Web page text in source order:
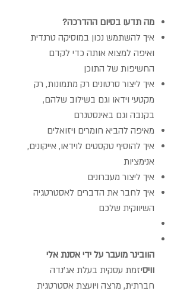
מה תדעו בסיום ההדרכה?
איך להשתמש נכון במוסיקה טרנדית
ואיפה למצוא אותה כדי לקדם
החשיפות של התוכן
איך ליצור סרטונים רק מתמונות, רק
מקטעי וידאו וגם בשילוב שלהם,
בקנבה וגם באינסטגרם
מאיפה להביא חומרים ויזואלים
איך להוסיף טקסטים לוידאו, אייקונים,
אנימציות
איך ליצור מעברונים
איך לחבר את הדברים לאסטרטגיה
השיווקית שלכם
הוובינר מועבר על ידי אסנת אלי
וויסיזמת עסקית בעלת אג'נדה
חברתית, מרצה ויועצת אסטרטגית